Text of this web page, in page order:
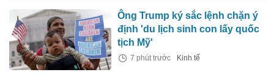
Ông Trump ký sắc lệnh chặn ý
định 'du lịch sinh con lấy quốc
tịch Mỹ'
7 phút trước Kinh tế